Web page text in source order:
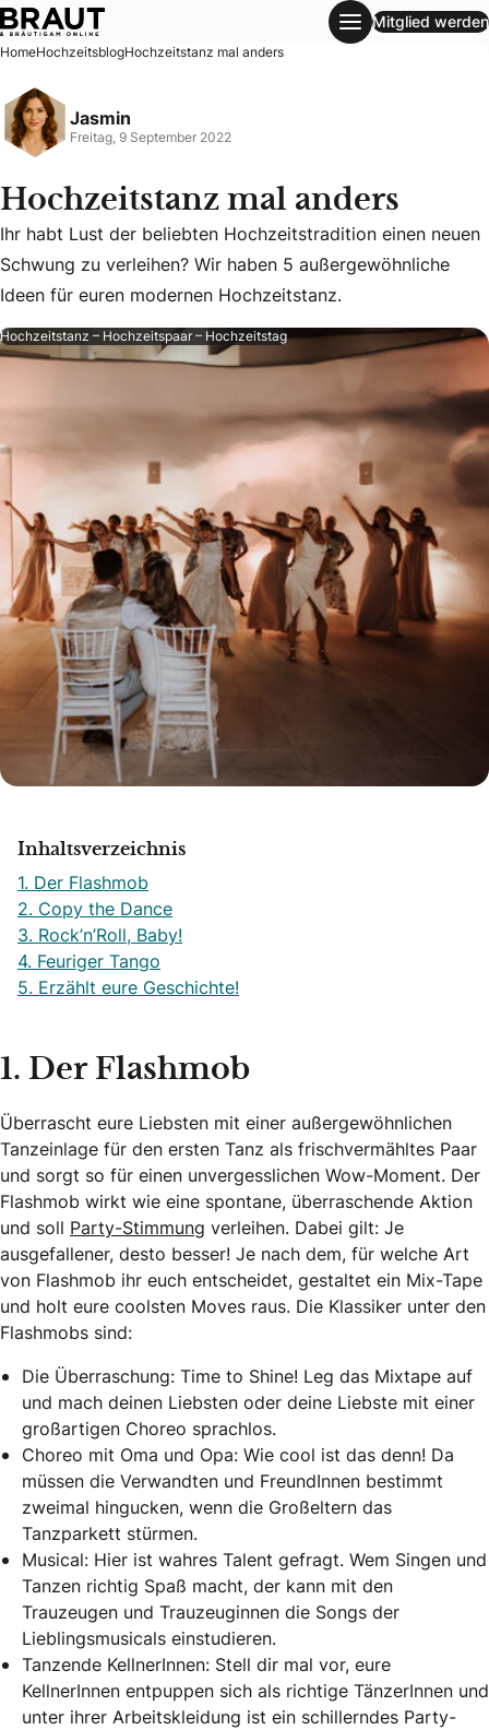
Hochzeitstanz mal anders
Mitglied werden
HomeHochzeitsblogHochzeitstanz mal anders
Jasmin
Freitag, 9 September 2022
Hochzeitstanz mal anders
Ihr habt Lust der beliebten Hochzeitstradition einen
Ihr habt Lust der beliebten Hochzeitstradition einen neuen
Schwung zu verleihen? Wir haben 5 außergewöhnliche
Ideen für euren modernen Hochzeitstanz.
Hochzeitstanz – Hochzeitspaar – Hochzeitstag
Inhaltsverzeichnis
1. Der Flashmob
2. Copy the Dance
3. Rock’n’Roll, Baby!
4. Feuriger Tango
5. Erzählt eure Geschichte!
1. Der Flashmob
Überrascht eure Liebsten mit einer außergewöhnlichen
Tanzeinlage für den ersten Tanz als frischvermähltes Paar
und sorgt so für einen unvergesslichen Wow-Moment. Der
Flashmob wirkt wie eine spontane, überraschende Aktion
und soll Party-Stimmung verleihen. Dabei gilt: Je
ausgefallener, desto besser! Je nach dem, für welche Art
von Flashmob ihr euch entscheidet, gestaltet ein Mix-Tape
und holt eure coolsten Moves raus. Die Klassiker unter den
Flashmobs sind:
Die Überraschung: Time to Shine! Leg das Mixtape auf
und mach deinen Liebsten oder deine Liebste mit einer
großartigen Choreo sprachlos.
Choreo mit Oma und Opa: Wie cool ist das denn! Da
müssen die Verwandten und FreundInnen bestimmt
zweimal hingucken, wenn die Großeltern das
Tanzparkett stürmen.
Musical: Hier ist wahres Talent gefragt. Wem Singen und
Tanzen richtig Spaß macht, der kann mit den
Trauzeugen und Trauzeuginnen die Songs der
Lieblingsmusicals einstudieren.
Tanzende KellnerInnen: Stell dir mal vor, eure
KellnerInnen entpuppen sich als richtige TänzerInnen und
unter ihrer Arbeitskleidung ist ein schillerndes Party-